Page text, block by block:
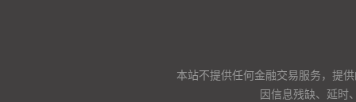
本站不提供任何金融交易服务，提
因信息残缺、延时